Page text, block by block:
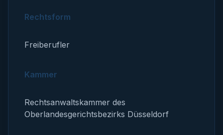
Rechtsform
Freiberufler
Kammer
Rechtsanwaltskammer des
Oberlandesgerichtsbezirks Düsseldorf